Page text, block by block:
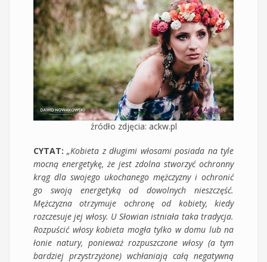
źródło zdjęcia: ackw.pl
CYTAT: „Kobieta z długimi włosami posiada na tyle
mocną energetykę, że jest zdolna stworzyć ochronny
krąg dla swojego ukochanego mężczyzny i ochronić
go swoją energetyką od dowolnych nieszczęść.
Mężczyzna otrzymuje ochronę od kobiety, kiedy
rozczesuje jej włosy. U Słowian istniała taka tradycja.
Rozpuścić włosy kobieta mogła tylko w domu lub na
łonie natury, ponieważ rozpuszczone włosy (a tym
bardziej przystrzyżone) wchłaniają całą negatywną